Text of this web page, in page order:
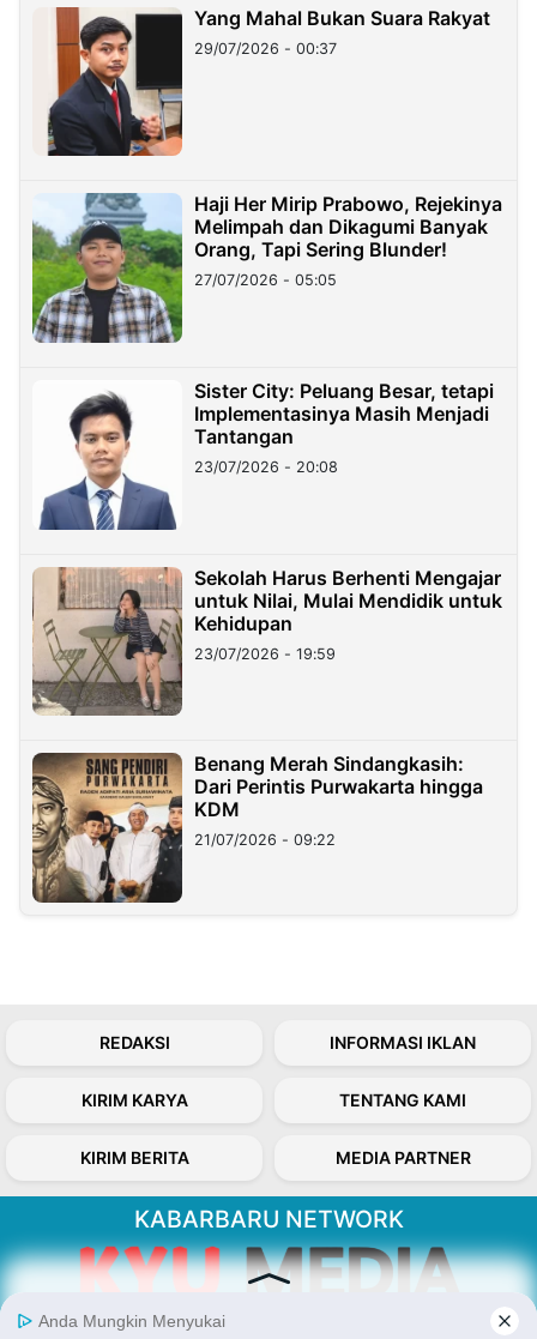
Yang Mahal Bukan Suara Rakyat
29/07/2026 - 00:37
Haji Her Mirip Prabowo, Rejekinya
Melimpah dan Dikagumi Banyak
Orang, Tapi Sering Blunder!
27/07/2026 - 05:05
Sister City: Peluang Besar, tetapi
Implementasinya Masih Menjadi
Tantangan
23/07/2026 - 20:08
Sekolah Harus Berhenti Mengajar
untuk Nilai, Mulai Mendidik untuk
Kehidupan
23/07/2026 - 19:59
Benang Merah Sindangkasih:
Dari Perintis Purwakarta hingga
KDM
21/07/2026 - 09:22
REDAKSI INFORMASI IKLAN
KIRIM KARYA TENTANG KAMI
KIRIM BERITA MEDIA PARTNER
KABARBARU NETWORK